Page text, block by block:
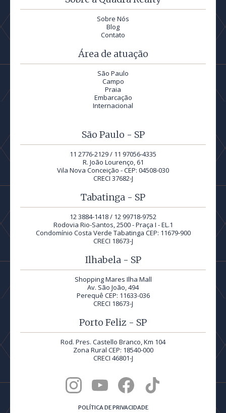
Sobre Nós
Blog
Contato
Área de atuação
São Paulo
Campo
Praia
Embarcação
Internacional
São Paulo - SP
11 2776-2129 / 11 97056-4335
R. João Lourenço, 61
Vila Nova Conceição - CEP: 04508-030
CRECI 37682-J
Tabatinga - SP
12 3884-1418 / 12 99718-9752
Rodovia Rio-Santos, 2500 - Praça I - EL.1
Condomínio Costa Verde Tabatinga CEP: 11679-900
CRECI 18673-J
Ilhabela - SP
Shopping Mares Ilha Mall
Av. São João, 494
Perequê CEP: 11633-036
CRECI 18673-J
Porto Feliz - SP
Rod. Pres. Castello Branco, Km 104
Zona Rural CEP: 18540-000
CRECI 46801-J
POLÍTICA DE PRIVACIDADE